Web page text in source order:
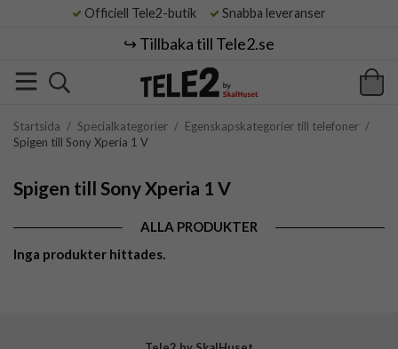
Officiell Tele2-butik Snabba leveranser
↪️ Tillbaka till Tele2.se
Startsida / Specialkategorier / Egenskapskategorier till telefoner /
Spigen till Sony Xperia 1 V
Spigen till Sony Xperia 1 V
ALLA PRODUKTER
Inga produkter hittades.